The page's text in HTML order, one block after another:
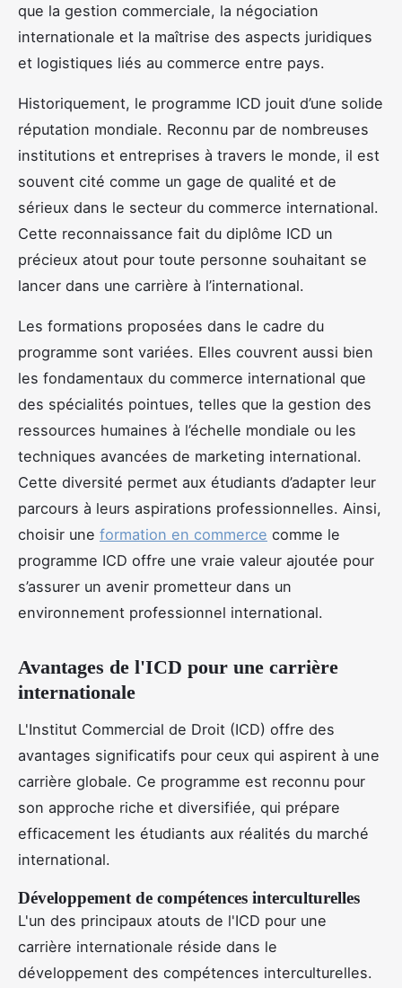
que la gestion commerciale, la négociation
internationale et la maîtrise des aspects juridiques
et logistiques liés au commerce entre pays.
Historiquement, le programme ICD jouit d’une solide
réputation mondiale. Reconnu par de nombreuses
institutions et entreprises à travers le monde, il est
souvent cité comme un gage de qualité et de
sérieux dans le secteur du commerce international.
Cette reconnaissance fait du diplôme ICD un
précieux atout pour toute personne souhaitant se
lancer dans une carrière à l’international.
Les formations proposées dans le cadre du
programme sont variées. Elles couvrent aussi bien
les fondamentaux du commerce international que
des spécialités pointues, telles que la gestion des
ressources humaines à l’échelle mondiale ou les
techniques avancées de marketing international.
Cette diversité permet aux étudiants d’adapter leur
parcours à leurs aspirations professionnelles. Ainsi,
choisir une formation en commerce comme le
programme ICD offre une vraie valeur ajoutée pour
s’assurer un avenir prometteur dans un
environnement professionnel international.
Avantages de l'ICD pour une carrière
internationale
L'Institut Commercial de Droit (ICD) offre des
avantages significatifs pour ceux qui aspirent à une
carrière globale. Ce programme est reconnu pour
son approche riche et diversifiée, qui prépare
efficacement les étudiants aux réalités du marché
international.
Développement de compétences interculturelles
L'un des principaux atouts de l'ICD pour une
carrière internationale réside dans le
développement des compétences interculturelles.